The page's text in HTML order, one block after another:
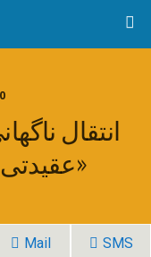
انتقال
عقیدتی به «مکانی نامعلوم»
Mail SMS